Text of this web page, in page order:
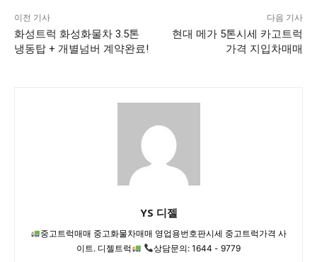
이전 기사
화성트럭 화성화물차 3.5톤
냉동탑 + 개별넘버 계약완료!
다음 기사
현대 메가 5톤시세 카고트럭
가격 지입차매매
YS 디젤
중고트럭매매 중고화물차매매 영업용번호판시세 중고트럭가격 사
이트. 디젤트럭
상담문의: 1644 - 9779